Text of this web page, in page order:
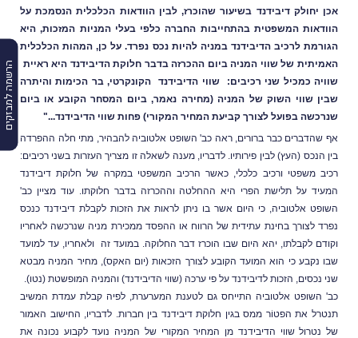
הרשמה למבזקים
אכן יחולק דיבידנד בשיעור שהוכרז, לבין הוודאות הכלכלית הנסמכת על
הוודאות המשפטית בהתחייבות החברה כלפי בעלי המניות המזכות, היא
הגורמת לרכיב הדיבידנד במניה להיות נכס נפרד. על כן, המהות הכלכלית
האמיתית של שווי המניה ביום ההכרזה בדבר חלוקת הדיבידנד היא ראיית
שוויה כמכיל שני רכיבים:
שווי הדיבידנד
הקונקרטי, בר הכימות והיתרה
שבין שווי השוק של המניה (מחירה נאמר, ביום המסחר הקובע או ביום
שנרכשה בפועל לצורך קביעת המחיר המקורי) פחות שווי הדיבידנד..."
אף שהדברים כבר ברורים, ראה כב' השופט אלטוביה להבהיר, מתי חלה ההפרדה
בין הנכס (העץ) לבין פירותיו. לדבריו, מענה לשאלה זו מצריך העזרות בשני רכיבים:
רכיב משפטי ורכיב כלכלי, כאשר הרכיב המשפטי במקרה של חלוקת דיבידנד
המעיד על תלישת הפרי היא ההחלטה וההכרזה בדבר חלוקתו. עוד מציין כב'
השופט אלטוביה, כי היום אשר בו ניתן לראות את הזכות לקבלת דיבידנד כנכס
נפרד לצורך בחינת עתידית של הרווח או ההפסד ממכירת מניה שנרכשה לאחריו
וקודם לקבלתו, יהא היום שבו הוכרז דבר החלוקה. במועד זה
ולאחריו, עד למועד
שבו נקבע כי הוא המועד הקובע לצורך הזכאות (יום האקס), מחיר המניה מבטא
שני נכסים, הזכות לדיבידנד על פי ערכה (שווי הדיבידנד) והמניה המופשטת (נטו).
כב' השופט אלטוביה התייחס גם לטענת המערערת, לפיה קבלת עמדת המשיב
תנטרל את הפטוֹר ממס בגין חלוקת דיבידנד בין חברות. לדבריו, החישוב האמור
של נטרול שווי הדיבידנד מן המחיר המקורי של המניה נועד לקבוע נכונה את